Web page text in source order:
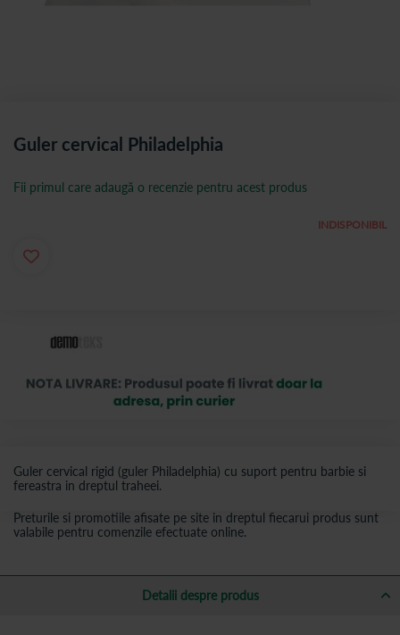
Guler cervical rigid (guler Philadelphia) cu suport pentru barbie si
fereastra in dreptul traheei.
Guler cervical Philadelphia
INDISPONIBIL
Fii primul care adaugă o recenzie pentru acest produs
Preturile si promotiile afisate pe site in dreptul fiecarui produs sunt
valabile pentru comenzile efectuate online.
Detalii despre produs